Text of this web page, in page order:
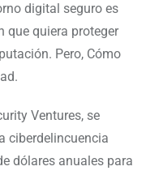
digital seguro es
que quiera proteger
Pero, Cómo
Ventures, se
ciberdelincuencia
dólares anuales para